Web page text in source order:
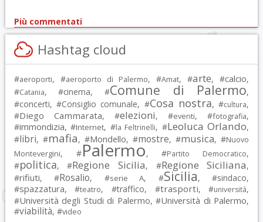
Più commentati
Hashtag cloud
#aeroporti, #aeroporto di Palermo, #Amat, #arte, #calcio,
#Catania, #cinema, #Comune di Palermo,
#concerti, #Consiglio comunale, #Cosa nostra, #cultura,
#Diego Cammarata, #elezioni, #eventi, #fotografia,
#immondizia, #Internet, #la Feltrinelli, #Leoluca Orlando,
#libri, #mafia, #Mondello, #mostre, #musica, #Nuovo
Montevergini, #Palermo, #Partito Democratico,
#politica, #Regione Sicilia, #Regione Siciliana,
#rifiuti, #Rosalio, #serie A, #Sicilia, #sindaco,
#spazzatura, #teatro, #traffico, #trasporti, #università,
#Università degli Studi di Palermo, #Università di Palermo,
#viabilità, #video